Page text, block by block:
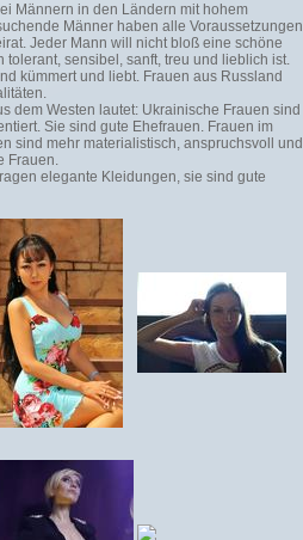
Männern in den Ländern mit hohem
Männer haben alle Voraussetzungen
Jeder Mann will nicht bloß eine schöne
sensibel, sanft, treu und lieblich ist.
kümmert und liebt. Frauen aus Russland
dem Westen lautet: Ukrainische Frauen sind
Sie sind gute Ehefrauen. Frauen im
sind mehr materialistisch, anspruchsvoll und
Frauen.
elegante Kleidungen, sie sind gute